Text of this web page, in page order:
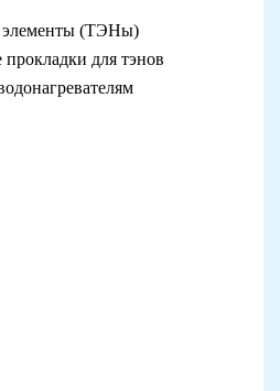
элементы (ТЭНы)
для тэнов